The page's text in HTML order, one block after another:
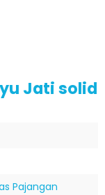
Jati solid
Pajangan